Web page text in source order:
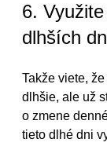
6.
dlhších
Takže viete,
dlhšie, ale už
o zmene
tieto dlhé dni